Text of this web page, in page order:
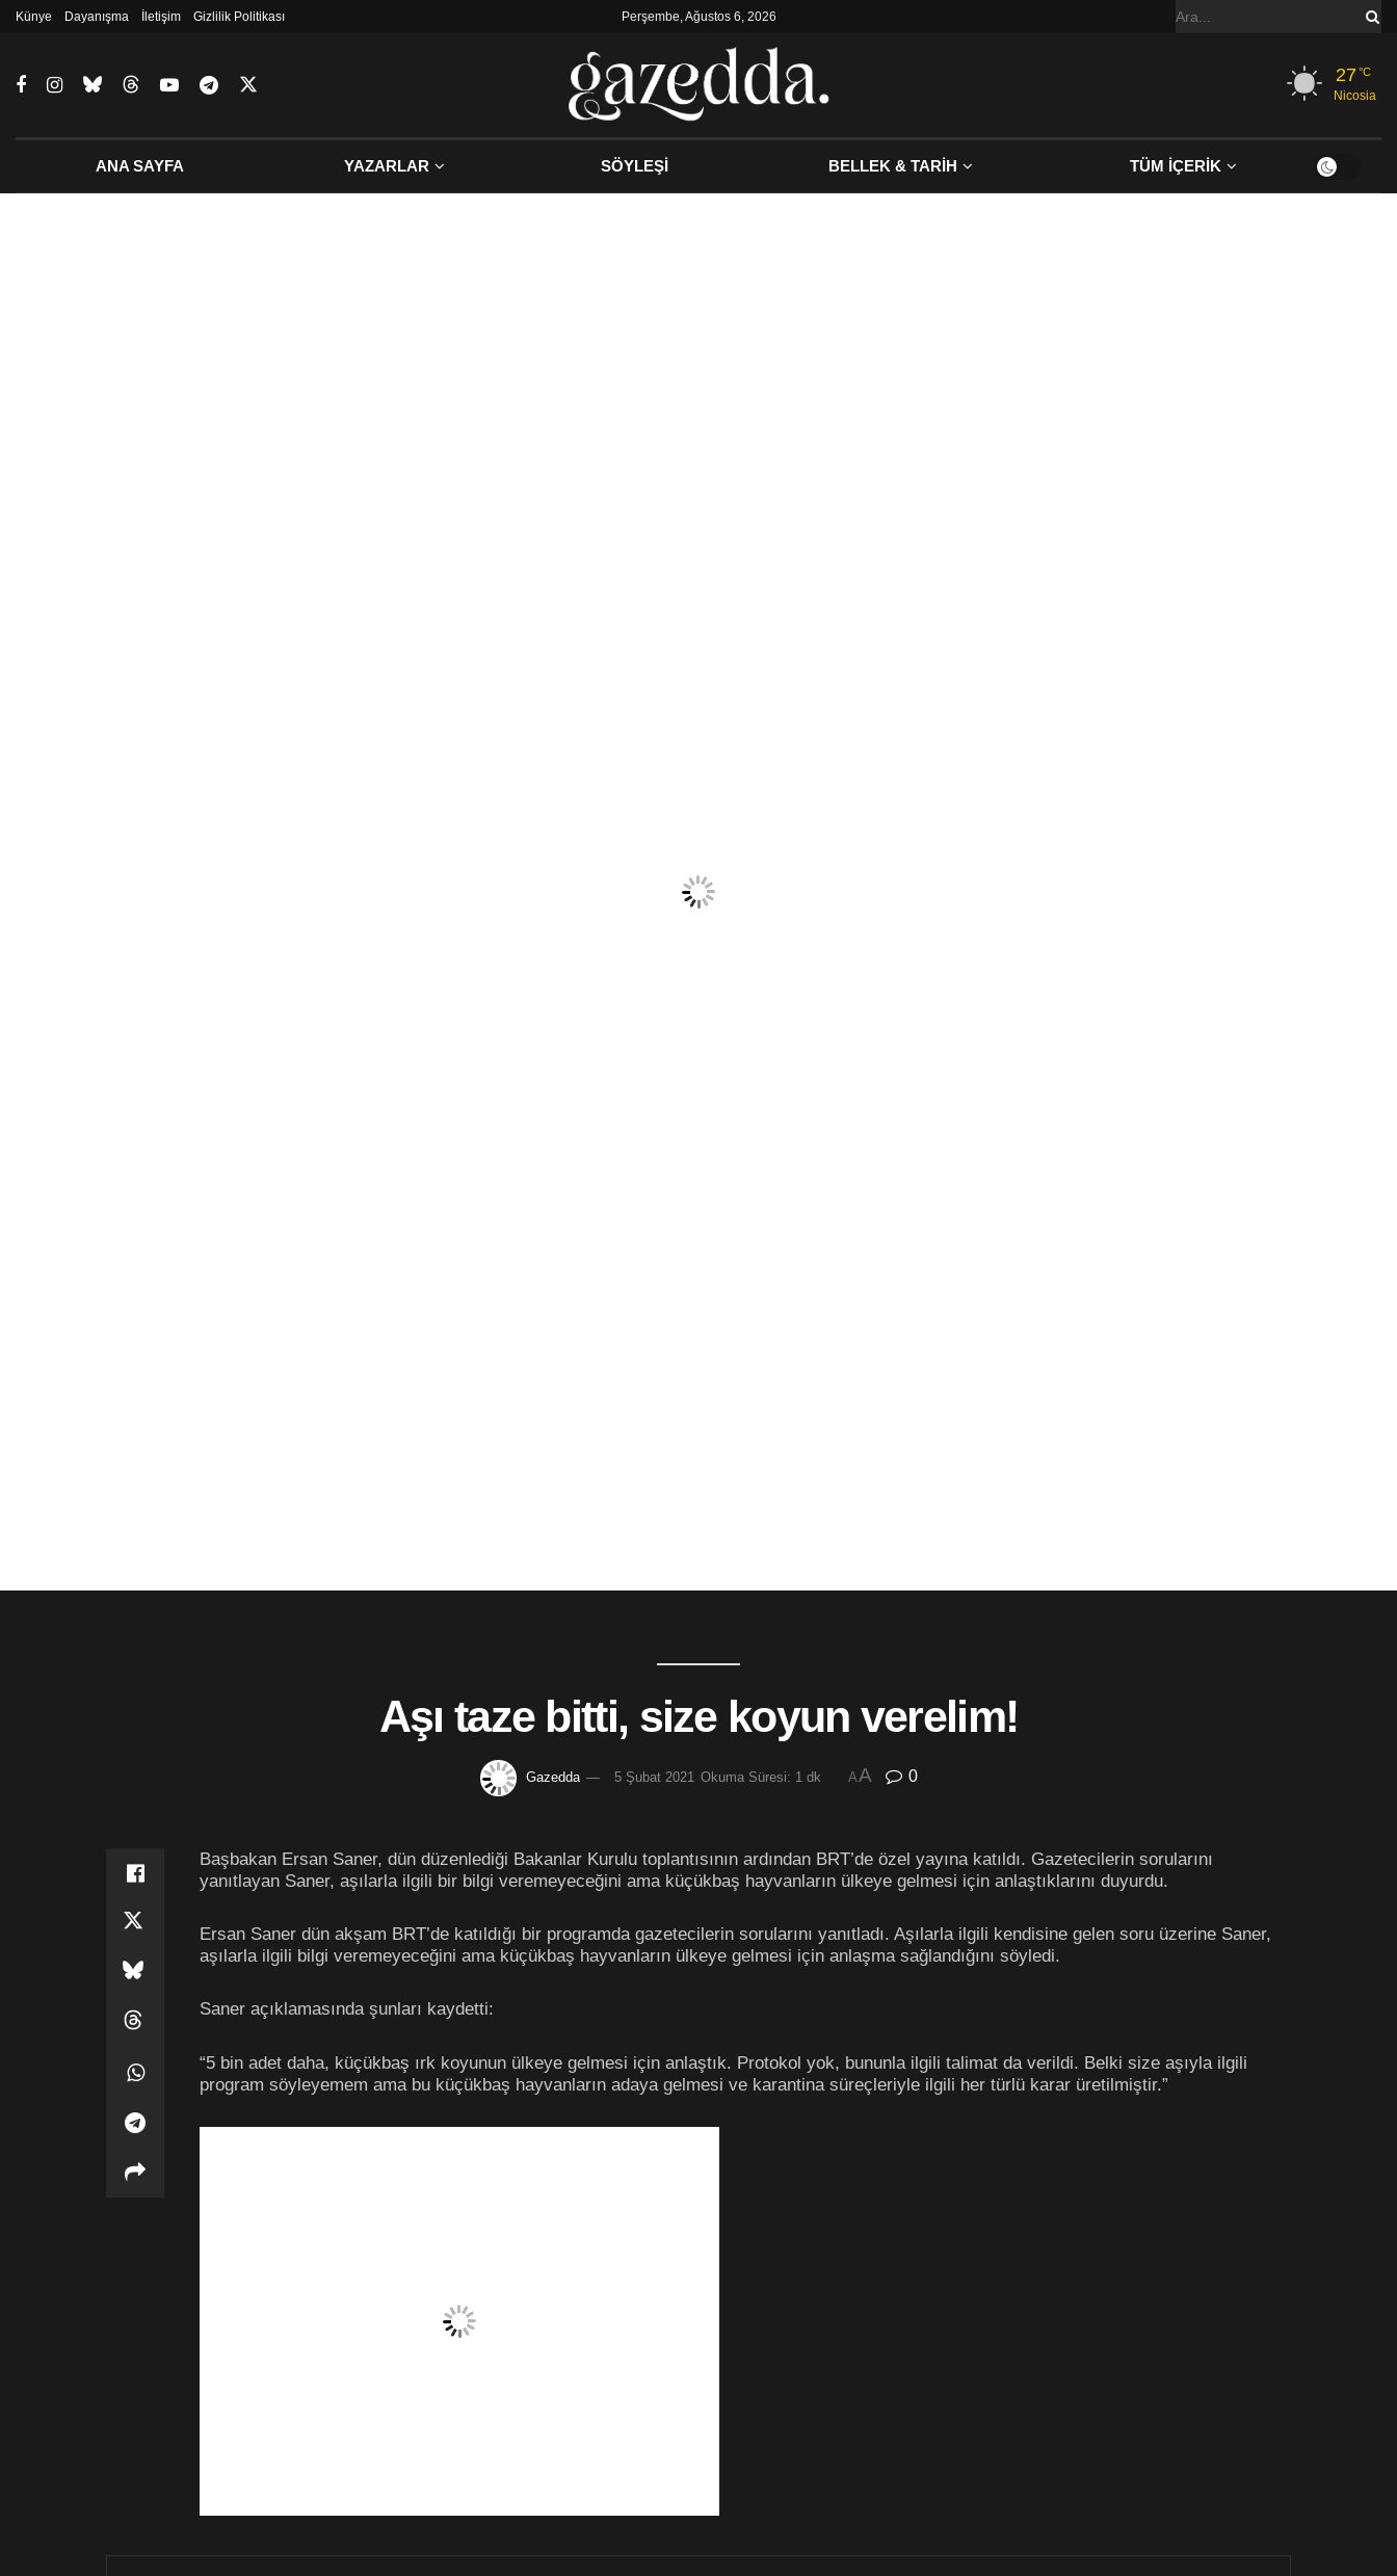
Künye Dayanışma İletişim Gizlilik Politikası Perşembe, Ağustos 6, 2026
27°C
Nicosia
ANA SAYFA YAZARLAR SÖYLEŞİ BELLEK & TARİH TÜM İÇERİK
Aşı taze bitti, size koyun verelim!
Gazedda 5 Şubat 2021 Okuma Süresi: 1 dk AA 0
Başbakan Ersan Saner, dün düzenlediği Bakanlar Kurulu toplantısının ardından BRT’de özel yayına katıldı. Gazetecilerin sorularını
yanıtlayan Saner, aşılarla ilgili bir bilgi veremeyeceğini ama küçükbaş hayvanların ülkeye gelmesi için anlaştıklarını duyurdu.
Ersan Saner dün akşam BRT’de katıldığı bir programda gazetecilerin sorularını yanıtladı. Aşılarla ilgili kendisine gelen soru üzerine Saner,
aşılarla ilgili bilgi veremeyeceğini ama küçükbaş hayvanların ülkeye gelmesi için anlaşma sağlandığını söyledi.
Saner açıklamasında şunları kaydetti:
“5 bin adet daha, küçükbaş ırk koyunun ülkeye gelmesi için anlaştık. Protokol yok, bununla ilgili talimat da verildi. Belki size aşıyla ilgili
program söyleyemem ama bu küçükbaş hayvanların adaya gelmesi ve karantina süreçleriyle ilgili her türlü karar üretilmiştir.”